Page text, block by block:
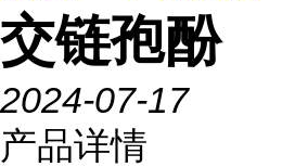
交链孢酚
2024-07-17
产品详情